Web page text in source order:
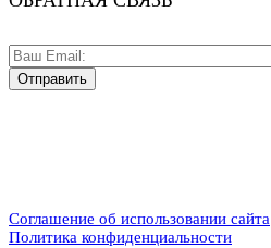
Соглашение об использовании сайта
Политика конфиденциальности